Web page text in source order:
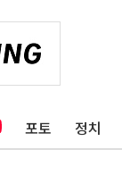
포토 정치